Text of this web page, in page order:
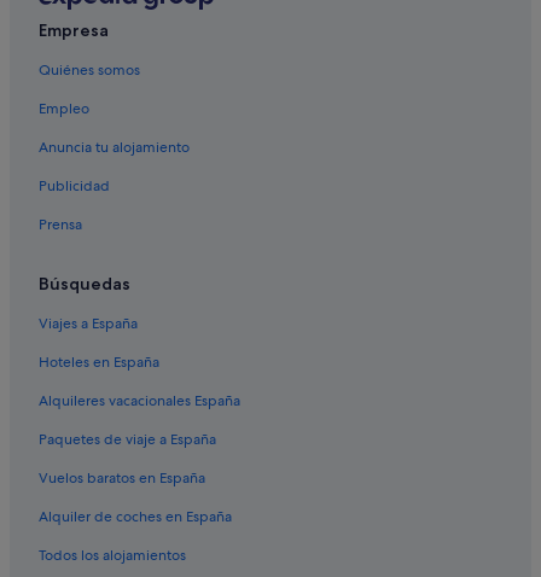
Hoteles en la playa en Lepe
Pensiones en Lepe
Apartamentos en Cartaya
Best Western hoteles en Islantilla
Barcelo hoteles en Isla Cristina
Iberostar hoteles en Islantilla
Inturjoven hoteles en Islantilla
Barcelo hoteles en Islantilla
Hoteles con spa en Lepe
Hoteles con todo incluido en Provincia de Huelva
Lepe hoteles
Playa Senator hoteles en Centro de Isla Cristina
Empresa
Quiénes somos
Empleo
Anuncia tu alojamiento
Publicidad
Prensa
Búsquedas
Viajes a España
Hoteles en España
Alquileres vacacionales España
Paquetes de viaje a España
Vuelos baratos en España
Alquiler de coches en España
Todos los alojamientos